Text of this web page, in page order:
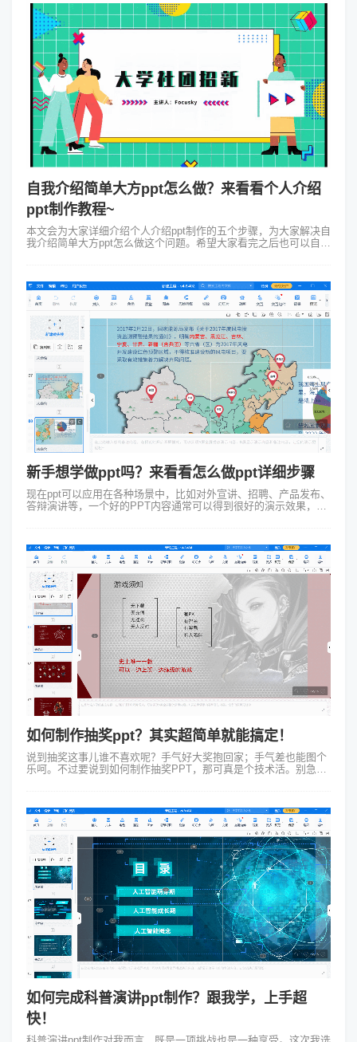
自我介绍简单大方ppt怎么做？来看看个人介绍
ppt制作教程~
本文会为大家详细介绍个人介绍ppt制作的五个步骤，为大家解决自
我介绍简单大方ppt怎么做这个问题。希望大家看完之后也可以自己
新手想学做ppt吗？来看看怎么做ppt详细步骤
现在ppt可以应用在各种场景中，比如对外宣讲、招聘、产品发布、
答辩演讲等，一个好的PPT内容通常可以得到很好的演示效果，尤
如何制作抽奖ppt？其实超简单就能搞定！
说到抽奖这事儿谁不喜欢呢？手气好大奖抱回家；手气差也能图个
乐呵。不过要说到如何制作抽奖PPT，那可真是个技术活。别急今
如何完成科普演讲ppt制作？跟我学，上手超
快！